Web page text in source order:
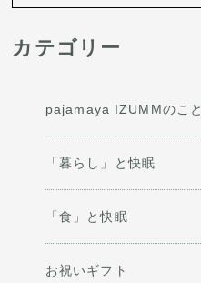
ン
カテゴリー
pajamaya IZUMMのこと
「暮らし」と快眠
「食」と快眠
お祝いギフト